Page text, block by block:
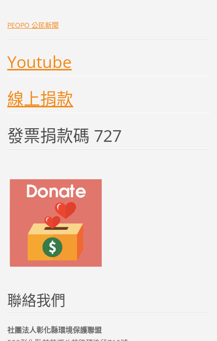
PEOPO 公民新聞
Youtube
線上捐款
發票捐款碼 727
聯絡我們
社團法人彰化縣環境保護聯盟